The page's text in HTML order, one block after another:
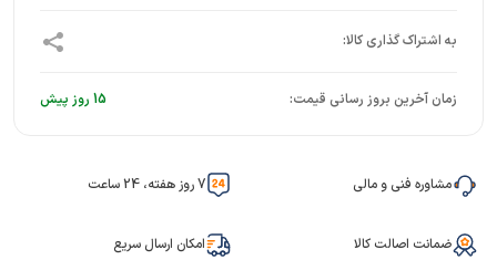
زمان آخرین بروز رسانی قیمت: 15 روز پیش
مشاوره فنی و مالی 7 روز هفته، 24 ساعت
ضمانت اصالت کالا امکان ارسال سریع